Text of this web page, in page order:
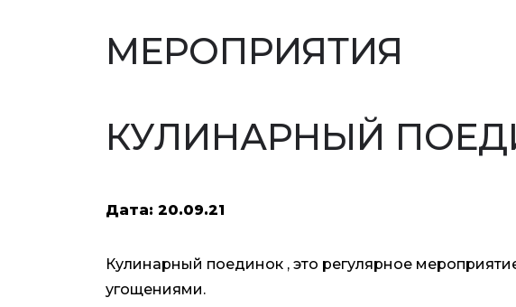
МЕРОПРИЯТИЯ
КУЛИНАРНЫЙ
Дата: 20.09.21
Кулинарный поединок , это регулярное
угощениями.